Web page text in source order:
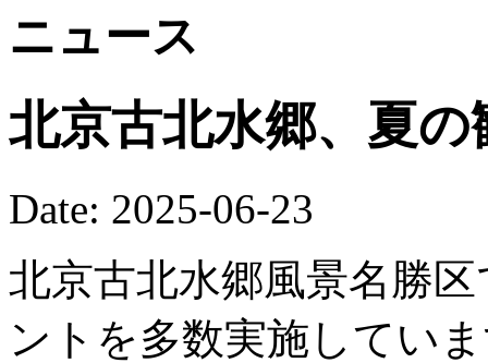
ニュース
北京古北水郷、夏
Date: 2025-06-23
北京古北水郷風景名勝
ントを多数実施してい